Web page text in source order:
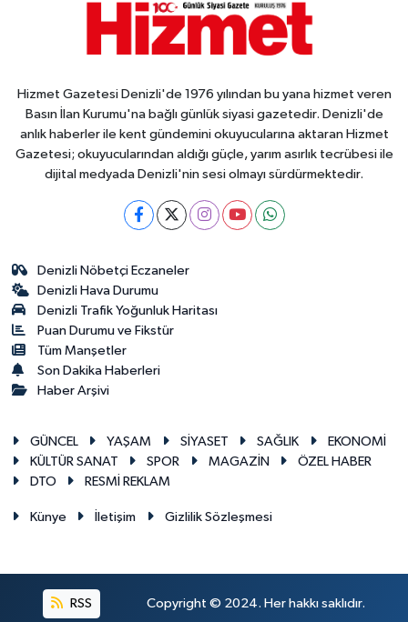
Hizmet Gazetesi Denizli'de 1976 yılından bu yana hizmet veren
Basın İlan Kurumu'na bağlı günlük siyasi gazetedir. Denizli'de
anlık haberler ile kent gündemini okuyucularına aktaran Hizmet
Gazetesi; okuyucularından aldığı güçle, yarım asırlık tecrübesi ile
dijital medyada Denizli'nin sesi olmayı sürdürmektedir.
Denizli Nöbetçi Eczaneler
Denizli Hava Durumu
Denizli Trafik Yoğunluk Haritası
Puan Durumu ve Fikstür
Tüm Manşetler
Son Dakika Haberleri
Haber Arşivi
GÜNCEL YAŞAM SİYASET SAĞLIK
EKONOMİ
KÜLTÜR SANAT
SPOR MAGAZİN
ÖZEL HABER
DTO
RESMİ REKLAM
Künye İletişim Gizlilik Sözleşmesi
RSS Copyright © 2024. Her hakkı saklıdır.